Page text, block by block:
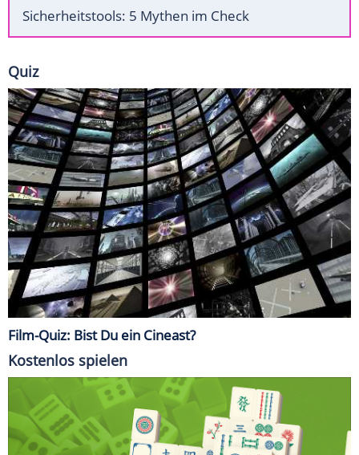
Sicherheitstools: 5 Mythen im Check
Quiz
Film-Quiz: Bist Du ein Cineast?
Kostenlos spielen